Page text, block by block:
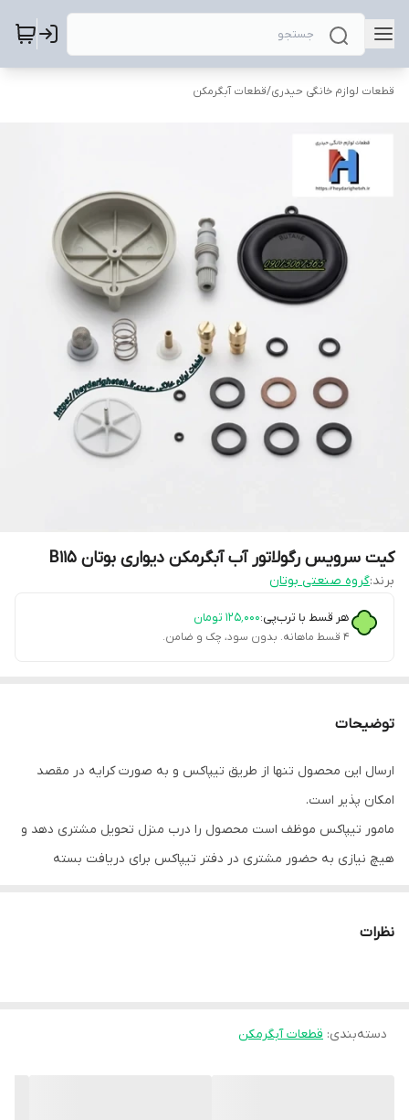
قطعات لوازم خانگی حیدری/قطعات آبگرمکن
کیت سرویس رگولاتور آب آبگرمکن دیواری بوتان B115
برند:گروه صنعتی بوتان
هر قسط با ترب‌پی:۱۲۵٬۰۰۰ تومان
۴ قسط ماهانه. بدون سود، چک و ضامن.
توضیحات
ارسال این محصول تنها از طریق تیپاکس و به صورت کرایه در مقصد
امکان پذیر است.
مامور تیپاکس موظف است محصول را درب منزل تحویل مشتری دهد و
هیچ نیازی به حضور مشتری در دفتر تیپاکس برای دریافت بسته
بر عهده فروشنده می‌باشد و خسارت مشتری به طور کامل از طرف
نظرات
دسته‌بندی: قطعات آبگرمکن